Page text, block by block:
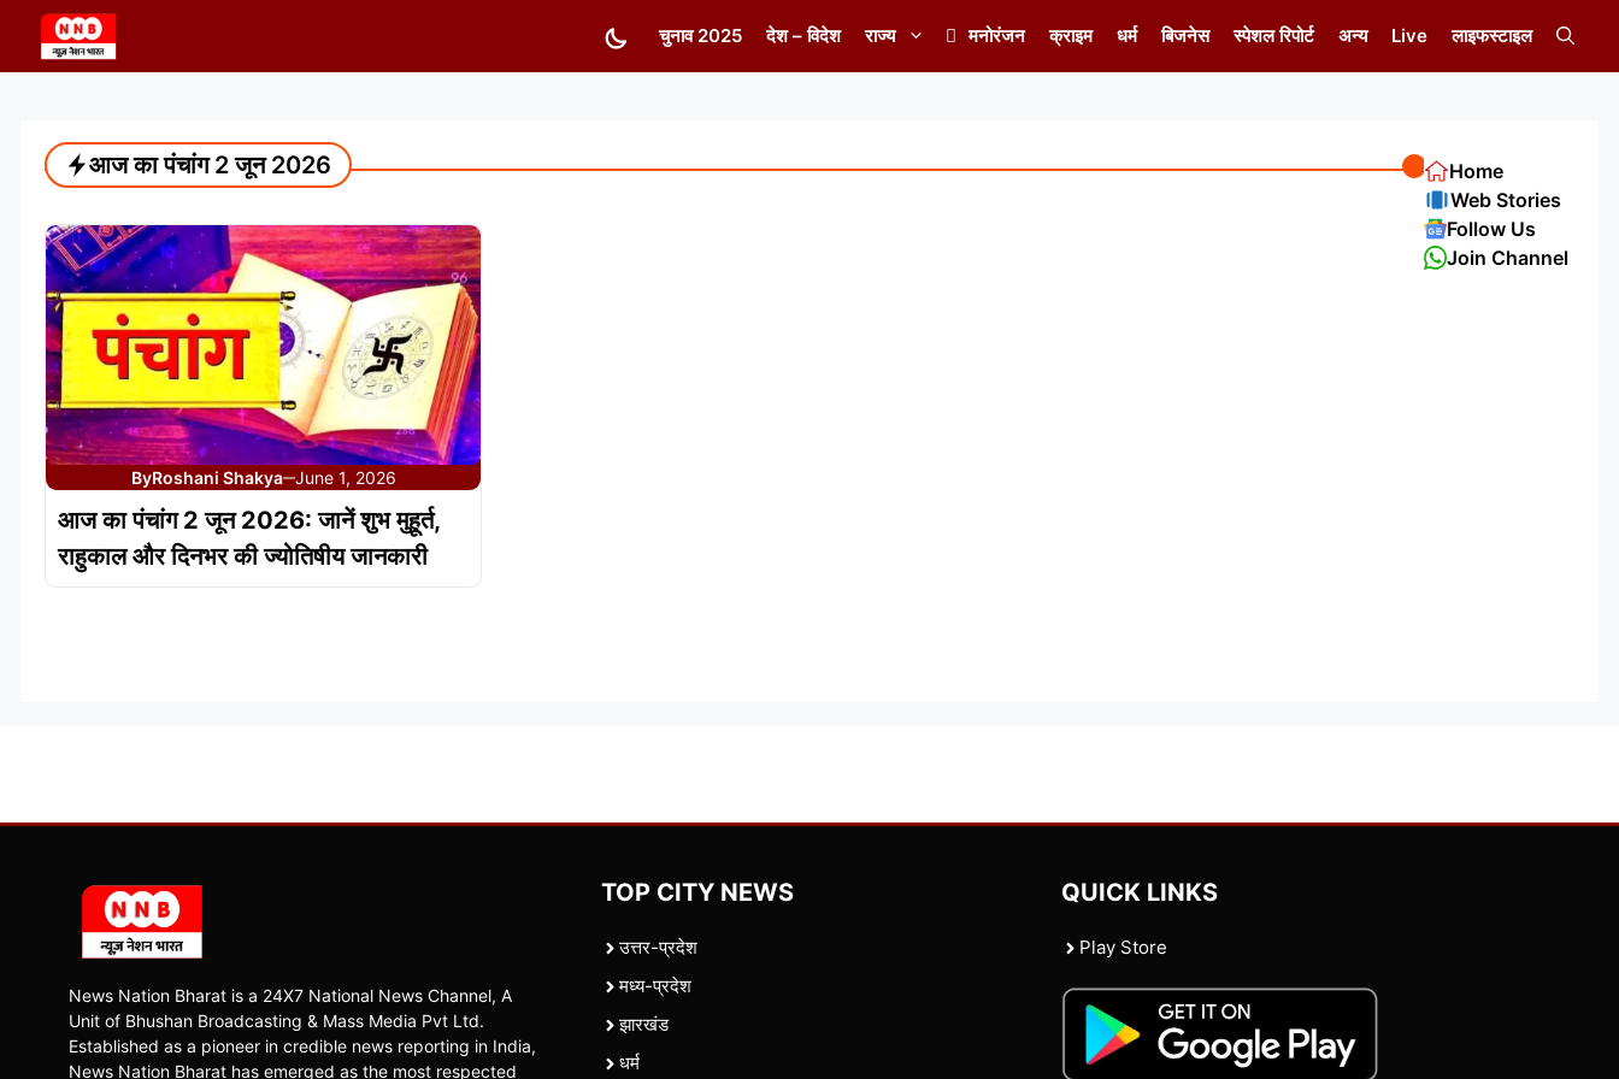
content
चुनाव 2025 देश – विदेश राज्य मनोरंजन क्राइम धर्म बिजनेस स्पेशल रिपोर्ट अन्य Live लाइफस्टाइल
आज का पंचांग 2 जून 2026
ByRoshani Shakya—June 1, 2026
आज का पंचांग 2 जून 2026: जानें शुभ मुहूर्त,
राहुकाल और दिनभर की ज्योतिषीय जानकारी
Home
Web Stories
Follow Us
Join Channel
News Nation Bharat is a 24X7 National News Channel, A
Unit of Bhushan Broadcasting & Mass Media Pvt Ltd.
Established as a pioneer in credible news reporting in India,
News Nation Bharat has emerged as the most respected
TOP CITY NEWS
उत्तर-प्रदेश
मध्य-प्रदेश
झारखंड
धर्म
QUICK LINKS
Play Store